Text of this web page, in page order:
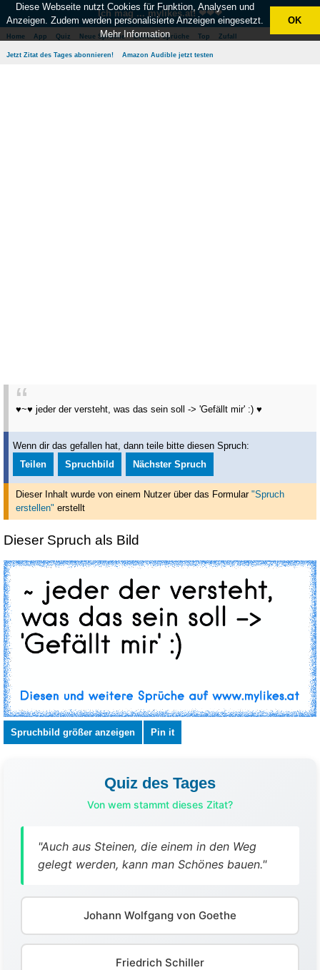
Ich mag ... mylikes.at! ❤❤❤
Home App Quiz Neue Sprüche Beliebte Sprüche Top Zufall
Jetzt Zitat des Tages abonnieren! Amazon Audible jetzt testen
♥~♥ jeder der versteht, was das sein soll -> 'Gefällt mir' :) ♥
Wenn dir das gefallen hat, dann teile bitte diesen Spruch:
Teilen
Spruchbild Nächster Spruch
Dieser Inhalt wurde von einem Nutzer über das Formular "Spruch
erstellen" erstellt
Dieser Spruch als Bild
Spruchbild größer anzeigen Pin it
Quiz des Tages
Von wem stammt dieses Zitat?
"Auch aus Steinen, die einem in den Weg
gelegt werden, kann man Schönes bauen."
Johann Wolfgang von Goethe
Friedrich Schiller
Diese Webseite nutzt Cookies für Funktion, Analysen und
Anzeigen. Zudem werden personalisierte Anzeigen eingesetzt.
Mehr Information
OK